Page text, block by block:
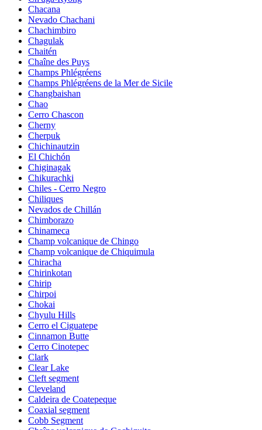
Chacana
Nevado Chachani
Chachimbiro
Chagulak
Chaitén
Chaîne des Puys
Champs Phlégréens
Champs Phlégréens de la Mer de Sicile
Changbaishan
Chao
Cerro Chascon
Cherny
Cherpuk
Chichinautzin
El Chichón
Chiginagak
Chikurachki
Chiles - Cerro Negro
Chiliques
Nevados de Chillán
Chimborazo
Chinameca
Champ volcanique de Chingo
Champ volcanique de Chiquimula
Chiracha
Chirinkotan
Chirip
Chirpoi
Chokai
Chyulu Hills
Cerro el Ciguatepe
Cinnamon Butte
Cerro Cinotepec
Clark
Clear Lake
Cleft segment
Cleveland
Caldeira de Coatepeque
Coaxial segment
Cobb Segment